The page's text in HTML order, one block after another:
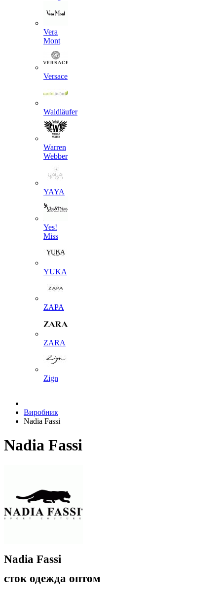
Vera
Mont
Versace
Waldläufer
Warren
Webber
YAYA
Yes!
Miss
YUKA
ZAPA
ZARA
Zign
Виробник
Nadia Fassi
Nadia Fassi
Nadia Fassi
сток одежда оптом